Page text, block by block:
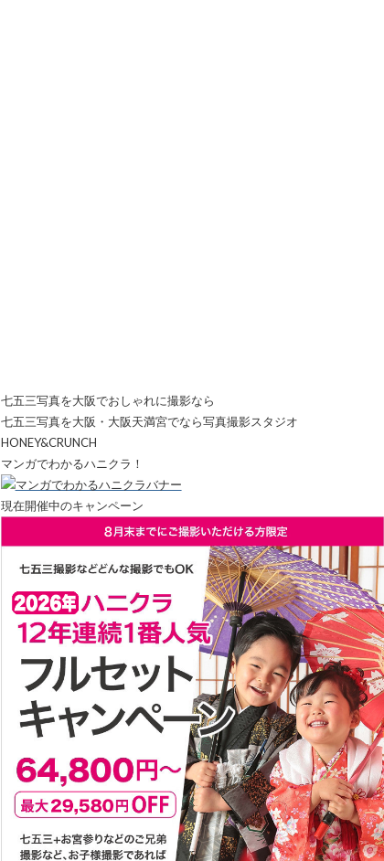
七五三写真を大阪でおしゃれに撮影なら
七五三写真を大阪・大阪天満宮でなら写真撮影スタジオ
HONEY&CRUNCH
マンガでわかるハニクラ！
現在開催中のキャンペーン